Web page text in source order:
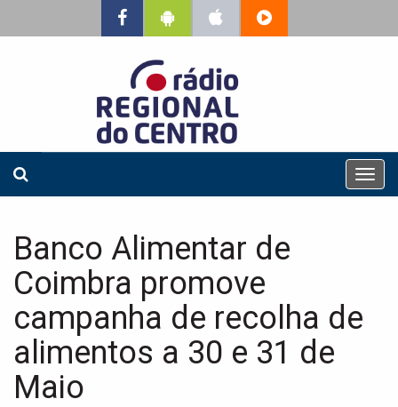
T
o
Banco Alimentar de
Coimbra promove
campanha de recolha de
alimentos a 30 e 31 de
Maio